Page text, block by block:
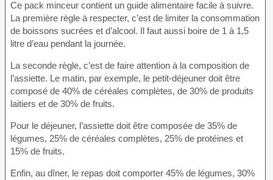
Ce pack minceur contient un guide alimentaire facile à suivre.
La première règle à respecter, c’est de limiter la consommation
de boissons sucrées et d’alcool. Il faut aussi boire de 1 à 1,5
litre d’eau pendant la journée.
La seconde règle, c’est de faire attention à la composition de
l’assiette. Le matin, par exemple, le petit-déjeuner doit être
composé de 40% de céréales complètes, de 30% de produits
laitiers et de 30% de fruits.
Pour le déjeuner, l’assiette doit être composée de 35% de
légumes, 25% de céréales complètes, 25% de protéines et
15% de fruits.
Enfin, au dîner, le repas doit comporter 45% de légumes, 30%